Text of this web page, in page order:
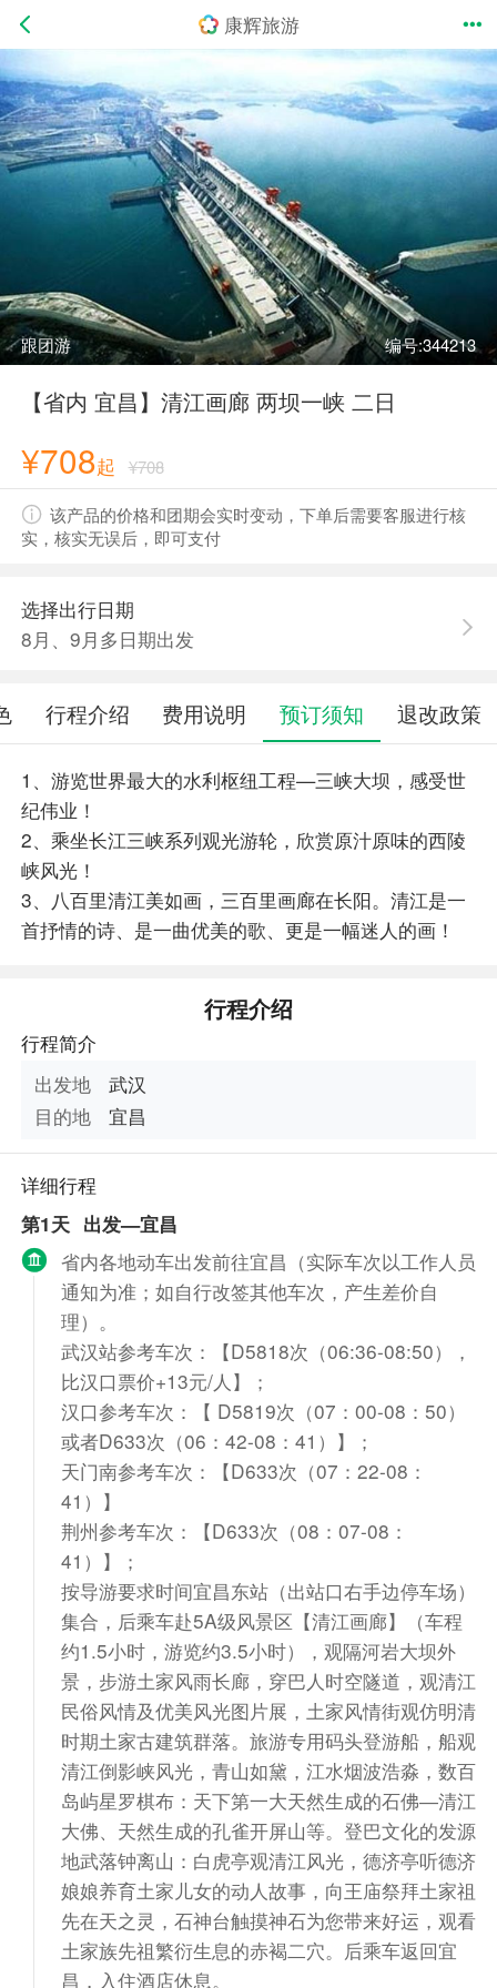
康辉旅游
跟团游 编号:344213
【省内 宜昌】清江画廊 两坝一峡 二日
¥708起 ¥708
该产品的价格和团期会实时变动，下单后需要客服进行核
实，核实无误后，即可支付
选择出行日期
8月、9月多日期出发
行程介绍 费用说明 预订须知 退改政策
1、游览世界最大的水利枢纽工程—三峡大坝，感受世
纪伟业！
2、乘坐长江三峡系列观光游轮，欣赏原汁原味的西陵
峡风光！
3、八百里清江美如画，三百里画廊在长阳。清江是一
首抒情的诗、是一曲优美的歌、更是一幅迷人的画！
行程介绍
行程简介
出发地
武汉
目的地
宜昌
详细行程
第1天 出发—宜昌
省内各地动车出发前往宜昌（实际车次以工作人员
通知为准；如自行改签其他车次，产生差价自
理）。
武汉站参考车次：【D5818次（06:36-08:50），
比汉口票价+13元/人】；
汉口参考车次：【 D5819次（07：00-08：50）
或者D633次（06：42-08：41）】；
天门南参考车次：【D633次（07：22-08：
41）】
荆州参考车次：【D633次（08：07-08：
41）】；
按导游要求时间宜昌东站（出站口右手边停车场）
集合，后乘车赴5A级风景区【清江画廊】（车程
约1.5小时，游览约3.5小时），观隔河岩大坝外
景，步游土家风雨长廊，穿巴人时空隧道，观清江
民俗风情及优美风光图片展，土家风情街观仿明清
时期土家古建筑群落。旅游专用码头登游船，船观
清江倒影峡风光，青山如黛，江水烟波浩淼，数百
岛屿星罗棋布：天下第一大天然生成的石佛―清江
大佛、天然生成的孔雀开屏山等。登巴文化的发源
地武落钟离山：白虎亭观清江风光，德济亭听德济
娘娘养育土家儿女的动人故事，向王庙祭拜土家祖
先在天之灵，石神台触摸神石为您带来好运，观看
土家族先祖繁衍生息的赤褐二穴。后乘车返回宜
昌，入住酒店休息。